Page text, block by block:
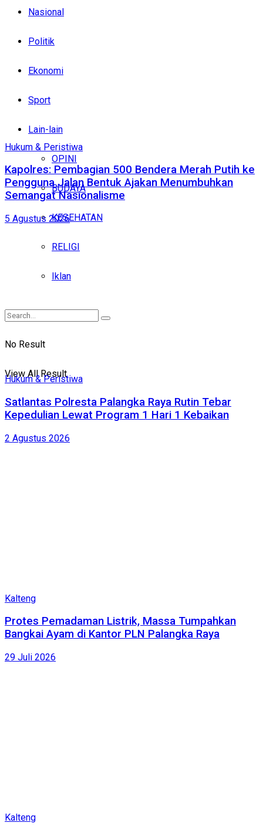
Nasional
Politik
Ekonomi
Sport
Lain-lain
OPINI
BUDAYA
KESEHATAN
RELIGI
Iklan
No Result
View All Result
Hukum & Peristiwa
Kapolres: Pembagian 500 Bendera Merah Putih ke
Pengguna Jalan Bentuk Ajakan Menumbuhkan
Semangat Nasionalisme
5 Agustus 2026
Hukum & Peristiwa
Satlantas Polresta Palangka Raya Rutin Tebar
Kepedulian Lewat Program 1 Hari 1 Kebaikan
2 Agustus 2026
Kalteng
Protes Pemadaman Listrik, Massa Tumpahkan
Bangkai Ayam di Kantor PLN Palangka Raya
29 Juli 2026
Kalteng